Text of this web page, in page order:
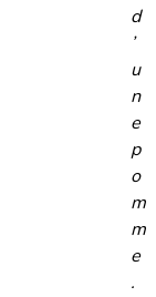
d
’
u
n
e
p
o
m
m
e
.